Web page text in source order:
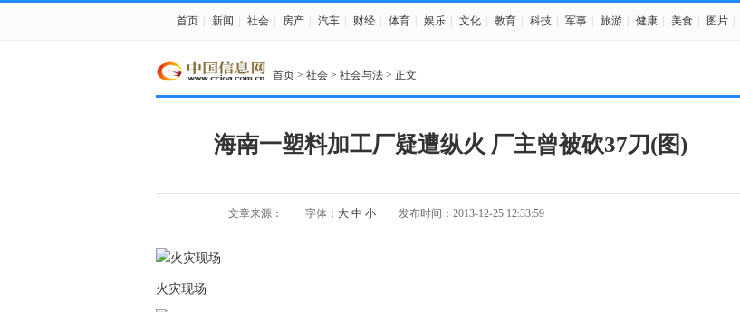
首页 新闻 社会 房产 汽车 财经 体育 娱乐 文化 教育 科技 军事 旅游 健康 美食 图片
首页 > 社会 > 社会与法 > 正文
海南一塑料加工厂疑遭纵火 厂主曾被砍37刀(图)
文章来源： 字体： 大 中 小 发布时间：2013-12-25 12:33:59
火灾现场